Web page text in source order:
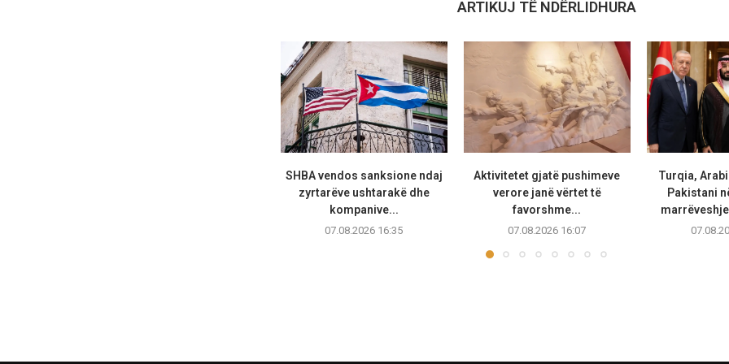
ARTIKUJ TË NDËRLIDHURA
SHBA vendos sanksione ndaj
zyrtarëve ushtarakë dhe
kompanive...
07.08.2026 16:35
Aktivitetet gjatë pushimeve
verore janë vërtet të
favorshme...
07.08.2026 16:07
Turqia,
Pakistani